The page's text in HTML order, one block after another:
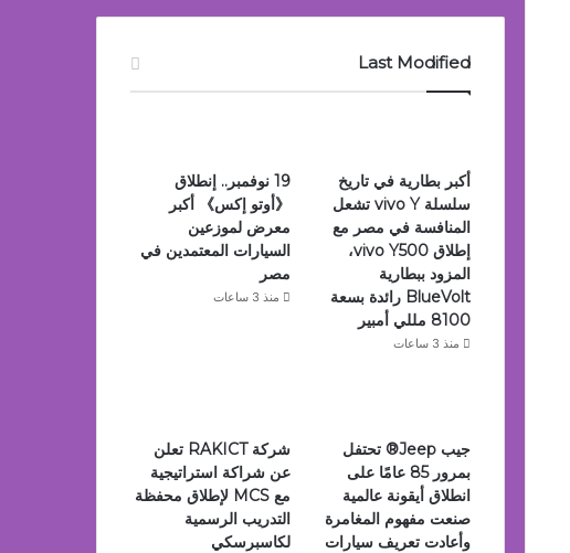
Last Modified
أكبر بطارية في تاريخ
سلسلة vivo Y تشعل
المنافسة في مصر مع
إطلاق vivo Y500،
المزود ببطارية
BlueVolt رائدة بسعة
8100 مللي أمبير
منذ 3 ساعات
19 نوفمبر.. إنطلاق
《أوتو إكس》 أكبر
معرض لموزعين
السيارات المعتمدين في
مصر
منذ 3 ساعات
جيب Jeep®️ تحتفل
بمرور 85 عامًا على
انطلاق أيقونة عالمية
صنعت مفهوم المغامرة
وأعادت تعريف سيارات
شركة RAKICT تعلن
عن شراكة استراتيجية
مع MCS لإطلاق محفظة
التدريب الرسمية
لكاسبرسكي